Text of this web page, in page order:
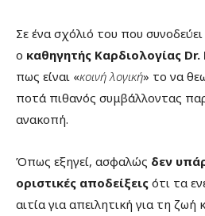
Σε ένα σχόλιό του που
ο καθηγητής Καρδιολογίας
πως είναι «κοινή λογική» το να
ποτά πιθανός συμβάλλοντας
ανακοπή.
Όπως εξηγεί, ασφαλώς δεν
οριστικές αποδείξεις ότι τα
αιτία για απειλητική για τη ζωή